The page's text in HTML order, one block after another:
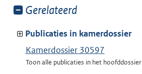
Toon
van:
Gerelateerd
Publicaties in kamerdossier
Kamerdossier 30597
Toon alle publicaties in het hoofddossier